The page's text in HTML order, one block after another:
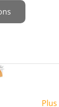
Plus